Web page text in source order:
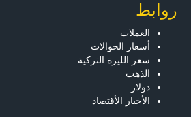
روابط
العملات
أسعار الحوالات
سعر الليرة التركية
الذهب
دولار
الأخبار الأقتصاد